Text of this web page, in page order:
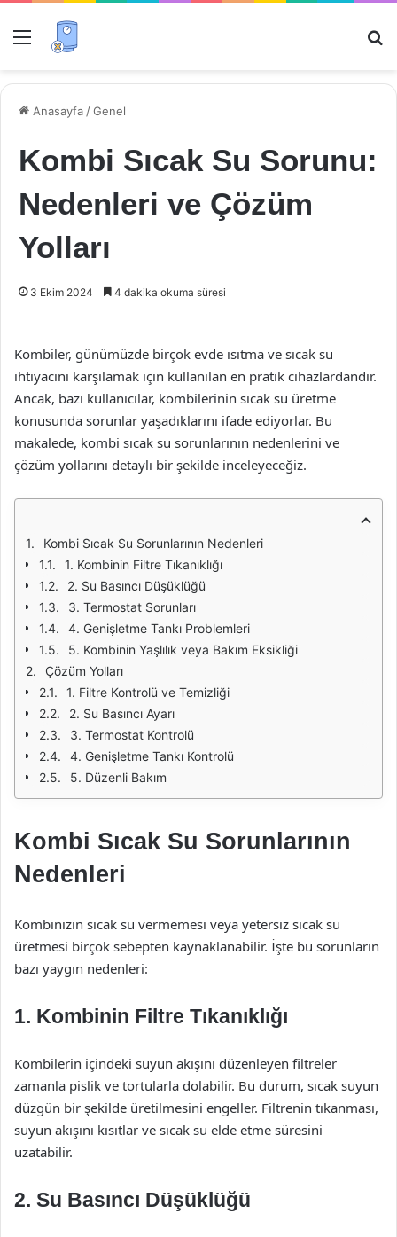
Menü
Anasayfa /Genel
Kombi Sıcak Su Sorunu:
Nedenleri ve Çözüm
Yolları
3 Ekim 2024 4 dakika okuma süresi
Kombiler, günümüzde birçok evde ısıtma ve sıcak su
ihtiyacını karşılamak için kullanılan en pratik cihazlardandır.
Ancak, bazı kullanıcılar, kombilerinin sıcak su üretme
konusunda sorunlar yaşadıklarını ifade ediyorlar. Bu
makalede, kombi sıcak su sorunlarının nedenlerini ve
çözüm yollarını detaylı bir şekilde inceleyeceğiz.
Kombi Sıcak Su Sorunlarının Nedenleri
1. Kombinin Filtre Tıkanıklığı
2. Su Basıncı Düşüklüğü
3. Termostat Sorunları
4. Genişletme Tankı Problemleri
5. Kombinin Yaşlılık veya Bakım Eksikliği
Çözüm Yolları
1. Filtre Kontrolü ve Temizliği
2. Su Basıncı Ayarı
3. Termostat Kontrolü
4. Genişletme Tankı Kontrolü
5. Düzenli Bakım
Kombi Sıcak Su Sorunlarının
Nedenleri
Kombinizin sıcak su vermemesi veya yetersiz sıcak su
üretmesi birçok sebepten kaynaklanabilir. İşte bu sorunların
bazı yaygın nedenleri:
1. Kombinin Filtre Tıkanıklığı
Kombilerin içindeki suyun akışını düzenleyen filtreler
zamanla pislik ve tortularla dolabilir. Bu durum, sıcak suyun
düzgün bir şekilde üretilmesini engeller. Filtrenin tıkanması,
suyun akışını kısıtlar ve sıcak su elde etme süresini
uzatabilir.
2. Su Basıncı Düşüklüğü